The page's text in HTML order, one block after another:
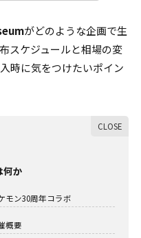
がどのような企画で生
スケジュールと相場の変
時に気をつけたいポイン
か
モン30周年コラボ
概要